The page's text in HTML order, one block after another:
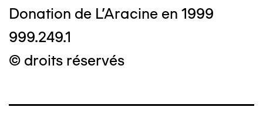
Donation de L'Aracine en 1999
999.249.1
© droits réservés